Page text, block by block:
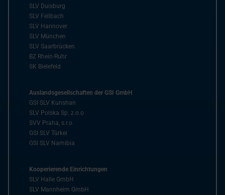
SLV Duisburg
SLV Fellbach
SLV Hannover
SLV München
SLV Saarbrücken
BZ Rhein-Ruhr
SK Bielefeld
Auslandsgesellschaften der GSI GmbH
GSI SLV Kunshan
SLV Polska Sp. z.o.o
SVV Praha, s.r.o.
GSI SLV Türkei
GSI SLV Namibia
Kooperierende Einrichtungen
SLV Halle GmbH
SLV Mannheim GmbH